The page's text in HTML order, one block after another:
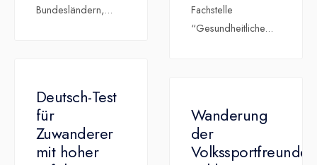
Bundesländern,...
Fachstelle
“Gesundheitliche...
Deutsch-Test
für
Zuwanderer
mit hoher
Wanderung
der
Volkssportfreunde